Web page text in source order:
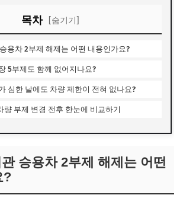
목차 [숨기기]
용차 2부제 해제는 어떤 내용인가요?
5부제도 함께 없어지나요?
심한 날에도 차량 제한이 전혀 없나요?
량 부제 변경 전후 한눈에 비교하기
승용차 2부제 해제는 어떤
?